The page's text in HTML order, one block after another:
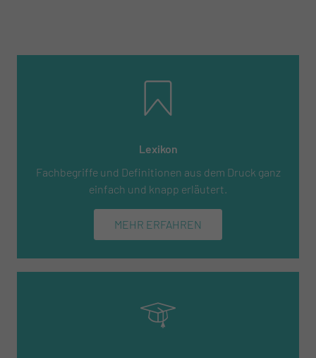
Lexikon
Fachbegriffe und Definitionen aus dem Druck ganz
einfach und knapp erläutert.
MEHR ERFAHREN